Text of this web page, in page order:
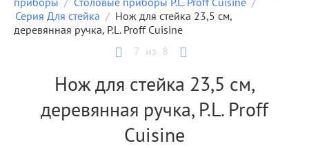
Серия Для стейка / Нож для стейка 23,5 см,
деревянная ручка, P.L. Proff Cuisine
7 из 8
Нож для стейка 23,5 см,
деревянная ручка, P.L. Proff
Cuisine